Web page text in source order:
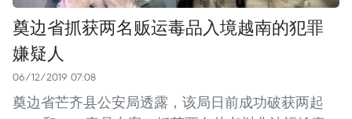
奠边省抓获两名贩运毒品入境越南的犯罪
嫌疑人
06/12/2019 07:08
奠边省芒齐县公安局透露，该局日前成功破获两起